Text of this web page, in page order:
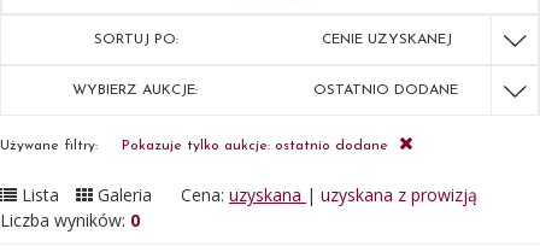
SORTUJ PO: CENIE UZYSKANEJ
WYBIERZ AUKCJE: OSTATNIO DODANE
Używane filtry: Pokazuje tylko aukcje: ostatnio dodane
Lista Galeria Cena: uzyskana | uzyskana z prowizją
Liczba wyników: 0